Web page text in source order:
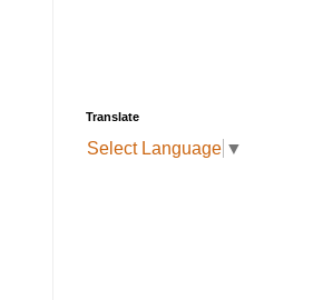
Translate
Select Language ▼